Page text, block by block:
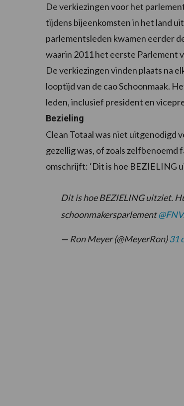
De verkiezingen voor het
tijdens bijeenkomsten in het land
parlementsleden kwamen eerder
waarin 2011 het eerste Parlement
De verkiezingen vinden plaats na
looptijd van de cao Schoonmaak.
leden, inclusief president en
Bezieling
Clean Totaal was niet uitgenodigd
gezellig was, of zoals zelfbenoemd
omschrijft: ‘Dit is hoe BEZIELING
Dit is hoe BEZIELING uitziet.
schoonmakersparlement
— Ron Meyer (@MeyerRon)31